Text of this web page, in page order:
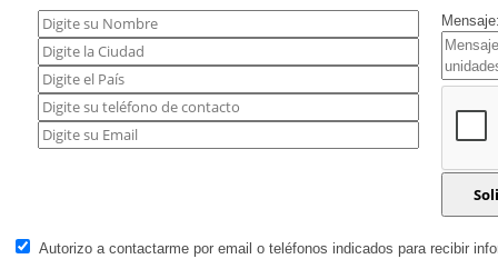
Autorizo a contactarme por email o teléfonos indicados para recibir